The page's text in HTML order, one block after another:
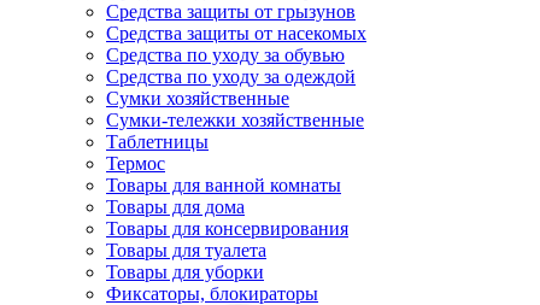
Средства защиты от грызунов
Средства защиты от насекомых
Средства по уходу за обувью
Средства по уходу за одеждой
Сумки хозяйственные
Сумки-тележки хозяйственные
Таблетницы
Термос
Товары для ванной комнаты
Товары для дома
Товары для консервирования
Товары для туалета
Товары для уборки
Фиксаторы, блокираторы